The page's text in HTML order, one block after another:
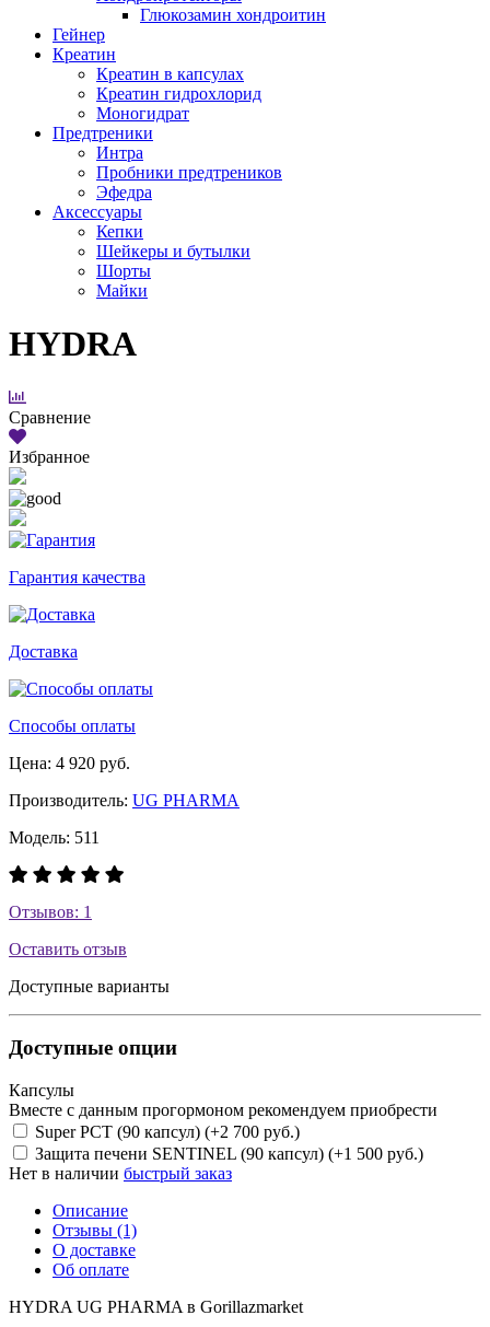
Глюкозамин хондроитин
Гейнер
Креатин
Креатин в капсулах
Креатин гидрохлорид
Моногидрат
Предтреники
Интра
Пробники предтреников
Эфедра
Аксессуары
Кепки
Шейкеры и бутылки
Шорты
Майки
HYDRA
Сравнение
Избранное
Гарантия качества
Доставка
Способы оплаты
Цена: 4 920 руб.
Производитель: UG PHARMA
Модель: 511
Отзывов: 1
Оставить отзыв
Доступные варианты
Доступные опции
Капсулы
Вместе с данным прогормоном рекомендуем приобрести
Super PCT (90 капсул) (+2 700 руб.)
Защита печени SENTINEL (90 капсул) (+1 500 руб.)
Нет в наличии быстрый заказ
Описание
Отзывы (1)
О доставке
Об оплате
HYDRA UG PHARMA в Gorillazmarket